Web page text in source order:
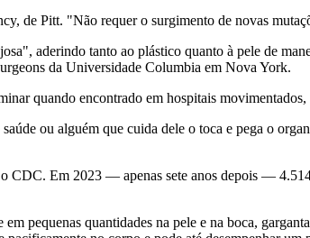
de Pitt. "Não requer o surgimento de novas
aderindo tanto ao plástico quanto à pele de
da Universidade Columbia em Nova York.
quando encontrado em hospitais
ou alguém que cuida dele o toca e pega o
CDC. Em 2023 — apenas sete anos depois —
pequenas quantidades na pele e na boca,